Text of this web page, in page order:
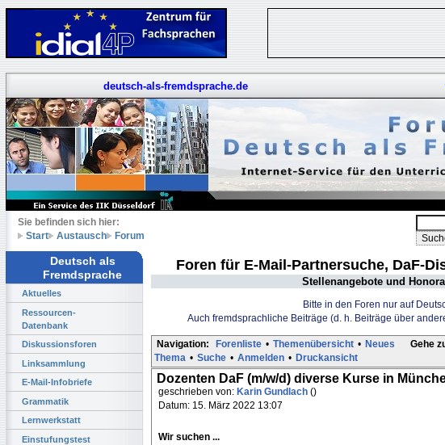
deutsch-als-fremdsprache.de
Sie befinden sich hier:
Start
Austausch Forum
Deutsch als
Fremdsprache
Aktuelles
Ressourcen-
Datenbank
Diskussionsforen
Linksammlung
E-Mail-Infobriefe
Grammatik
Lernwerkstatt
Einstufungstest
Foren für E-Mail-Partnersuche, DaF-
Stellenangebote und
Bitte in den Foren nur auf
Auch fremdsprachliche Beiträge (d. h. Beiträge über
Gehe
Navigation: Forenliste • Themenübersicht • Neues
Thema • Suche • Anmelden • Druckansicht
Dozenten DaF (m/w/d) diverse Kurse in
geschrieben von: Karin Gundlach ()
Datum: 15. März 2022 13:07
Wir suchen ...